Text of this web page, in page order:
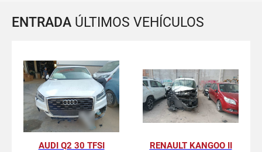
ENTRADA ÚLTIMOS VEHÍCULOS
AUDI Q2 30 TFSI
RENAULT KANGOO II